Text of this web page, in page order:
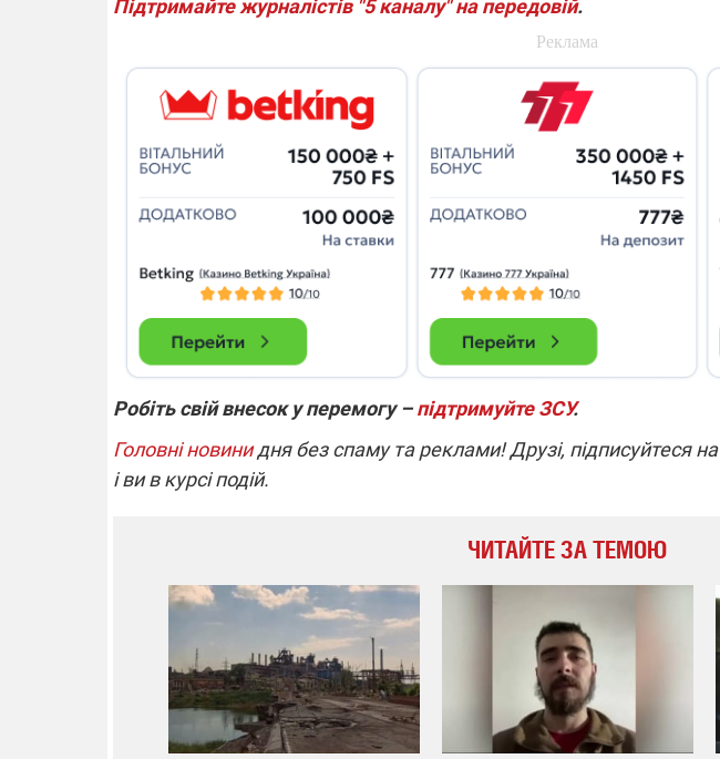
Підтримайте журналістів "5 каналу" на передовій.
Робіть свій внесок у перемогу –підтримуйте ЗСУ.
Головні новинидня без спаму та реклами! Друзі, підписуйтеся на
і ви в курсі подій.
ЧИТАЙТЕ ЗА ТЕМОЮ